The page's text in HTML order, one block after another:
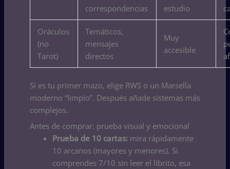
correspondencias
estudio
Oráculos
(no
Tarot)
Temáticos,
mensajes
directos
Muy
accesible
Si es tu primer mazo, elige RWS o un Marsella
moderno “limpio”. Después añade sistemas más
complejos.
Antes de comprar: prueba visual y emocional
Prueba de 10 cartas:mira rápidamente
10 arcanos (mayores y menores). Si
comprendes 7/10 sin leer el librito, esa